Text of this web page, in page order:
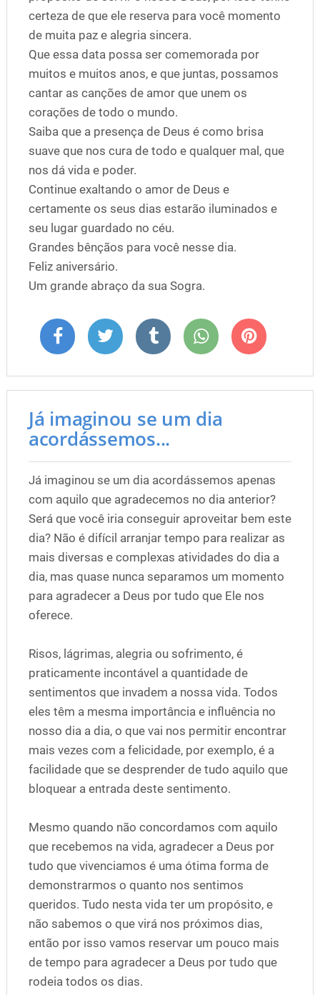
certeza de que ele reserva para você momento
de muita paz e alegria sincera.
Que essa data possa ser comemorada por
muitos e muitos anos, e que juntas, possamos
cantar as canções de amor que unem os
corações de todo o mundo.
Saiba que a presença de Deus é como brisa
suave que nos cura de todo e qualquer mal, que
nos dá vida e poder.
Continue exaltando o amor de Deus e
certamente os seus dias estarão iluminados e
seu lugar guardado no céu.
Grandes bênçãos para você nesse dia.
Feliz aniversário.
Um grande abraço da sua Sogra.
Já imaginou se um dia
acordássemos...
Já imaginou se um dia acordássemos apenas
com aquilo que agradecemos no dia anterior?
Será que você iria conseguir aproveitar bem este
dia? Não é difícil arranjar tempo para realizar as
mais diversas e complexas atividades do dia a
dia, mas quase nunca separamos um momento
para agradecer a Deus por tudo que Ele nos
oferece.
Risos, lágrimas, alegria ou sofrimento, é
praticamente incontável a quantidade de
sentimentos que invadem a nossa vida. Todos
eles têm a mesma importância e influência no
nosso dia a dia, o que vai nos permitir encontrar
mais vezes com a felicidade, por exemplo, é a
facilidade que se desprender de tudo aquilo que
bloquear a entrada deste sentimento.
Mesmo quando não concordamos com aquilo
que recebemos na vida, agradecer a Deus por
tudo que vivenciamos é uma ótima forma de
demonstrarmos o quanto nos sentimos
queridos. Tudo nesta vida ter um propósito, e
não sabemos o que virá nos próximos dias,
então por isso vamos reservar um pouco mais
de tempo para agradecer a Deus por tudo que
rodeia todos os dias.